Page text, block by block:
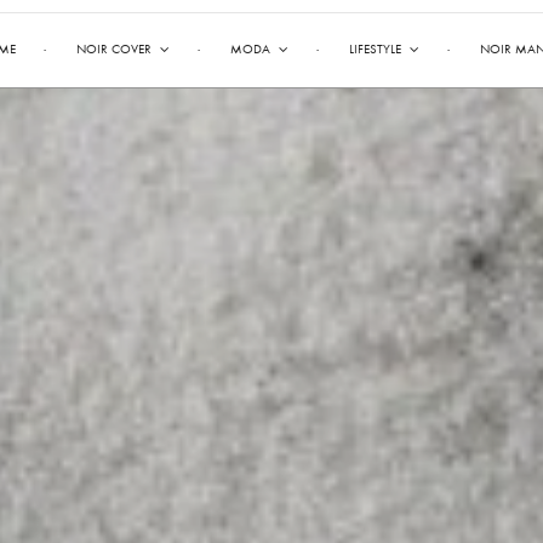
NOIR COVER MODA LIFESTYLE NOIR